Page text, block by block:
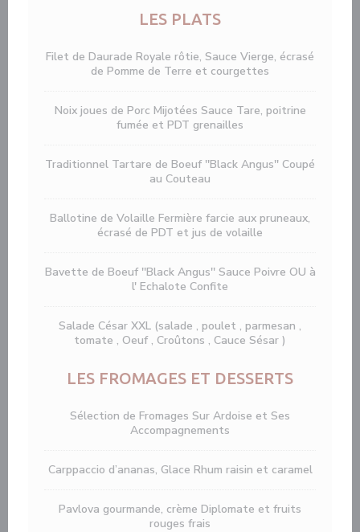
LES PLATS
Filet de Daurade Royale rôtie, Sauce Vierge, écrasé
de Pomme de Terre et courgettes
Noix joues de Porc Mijotées Sauce Tare, poitrine
fumée et PDT grenailles
Traditionnel Tartare de Boeuf ''Black Angus'' Coupé
au Couteau
Ballotine de Volaille Fermière farcie aux pruneaux,
écrasé de PDT et jus de volaille
Bavette de Boeuf ''Black Angus'' Sauce Poivre OU à
l' Echalote Confite
Salade César XXL (salade , poulet , parmesan ,
tomate , Oeuf , Croûtons , Cauce Sésar )
LES FROMAGES ET DESSERTS
Sélection de Fromages Sur Ardoise et Ses
Accompagnements
Carppaccio d’ananas, Glace Rhum raisin et caramel
Pavlova gourmande, crème Diplomate et fruits
rouges frais